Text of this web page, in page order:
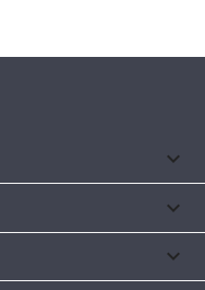
keyboard_arrow_down

